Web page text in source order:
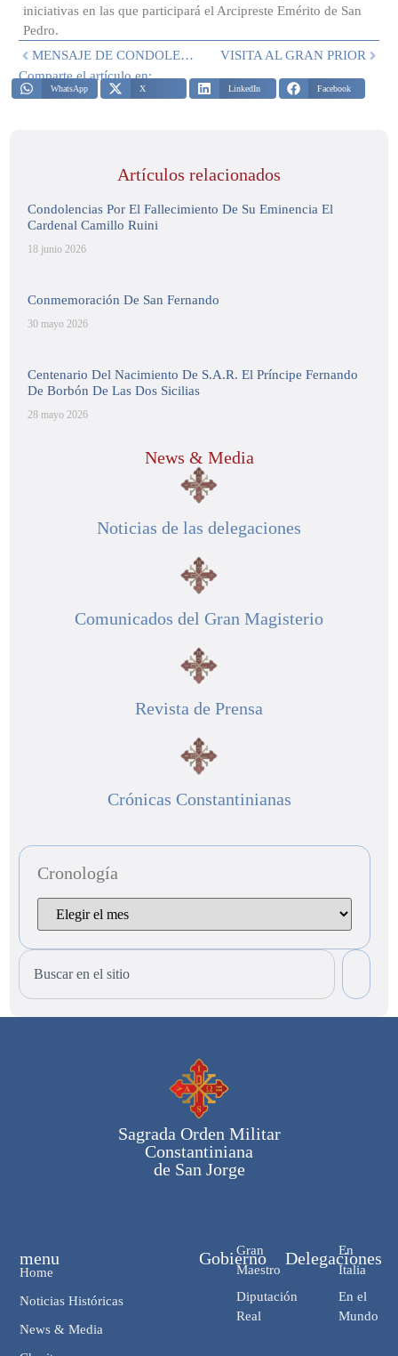
iniciativas en las que participará el Arcipreste Emérito de San
Pedro.
MENSAJE DE CONDOLENCIAS POR EL FALLECIMIENTO DEL HONE. PROF. ANTONIO MARTINO
VISITA AL GRAN PRIOR
Comparte el artículo en:
WhatsApp X LinkedIn Facebook
Artículos relacionados
Condolencias Por El Fallecimiento De Su Eminencia El
Cardenal Camillo Ruini
18 junio 2026
Conmemoración De San Fernando
30 mayo 2026
Centenario Del Nacimiento De S.A.R. El Príncipe Fernando
De Borbón De Las Dos Sicilias
28 mayo 2026
News & Media
Noticias de las delegaciones
Comunicados del Gran Magisterio
Revista de Prensa
Crónicas Constantinianas
Cronología
Sagrada Orden Militar
Constantiniana
de San Jorge
Gobierno
Gran
Maestro
Diputación
Real
Delegaciones
En
Italia
En el
Mundo
menu
Home
Noticias Históricas
News & Media